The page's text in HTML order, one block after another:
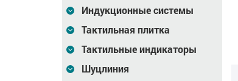
Индукционные системы
Тактильная плитка
Тактильные индикаторы
Шуцлиния